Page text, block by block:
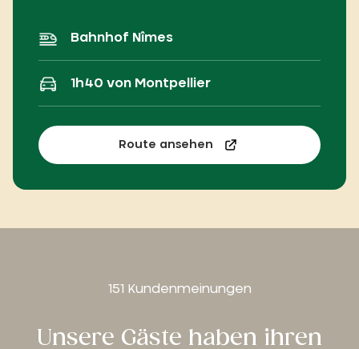
Bahnhof Nîmes
1h40 von Montpellier
Route ansehen
151 Kundenmeinungen
Unsere Gäste haben ihren